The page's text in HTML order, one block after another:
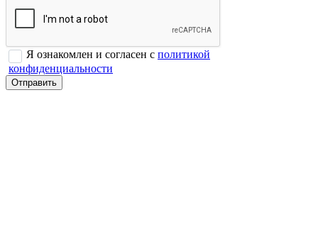
Я ознакомлен и согласен с политикой
конфиденциальности